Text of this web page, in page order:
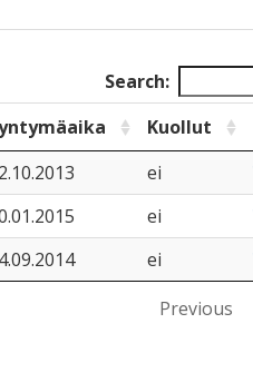
Search:
Kuollut
ei
ei
ei
Previous